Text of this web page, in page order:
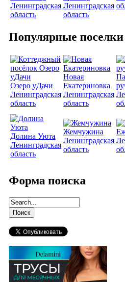
Ленинградская
область
Ленинградская
область
Популярные поселки
Озеро уДачи
Ленинградская
область
Новая
Екатериновка
Ленинградская
область
Долина Уюта
Ленинградская
область
Жемчужина
Ленинградская
область
Форма поиска